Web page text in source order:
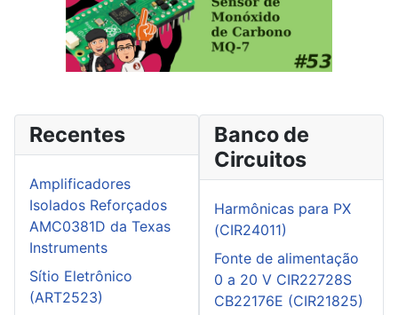
Recentes
Amplificadores
Isolados Reforçados
AMC0381D da Texas
Instruments
Sítio Eletrônico
(ART2523)
Banco de
Circuitos
Harmônicas para PX
(CIR24011)
Fonte de alimentação
0 a 20 V CIR22728S
CB22176E (CIR21825)